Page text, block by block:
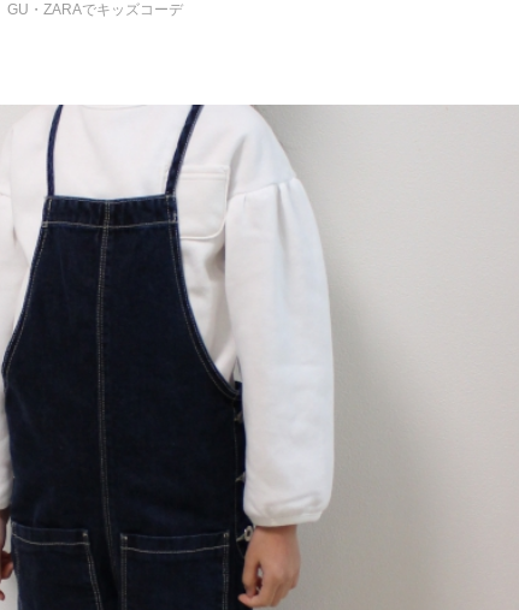
GU・ZARAでキッズコーデ